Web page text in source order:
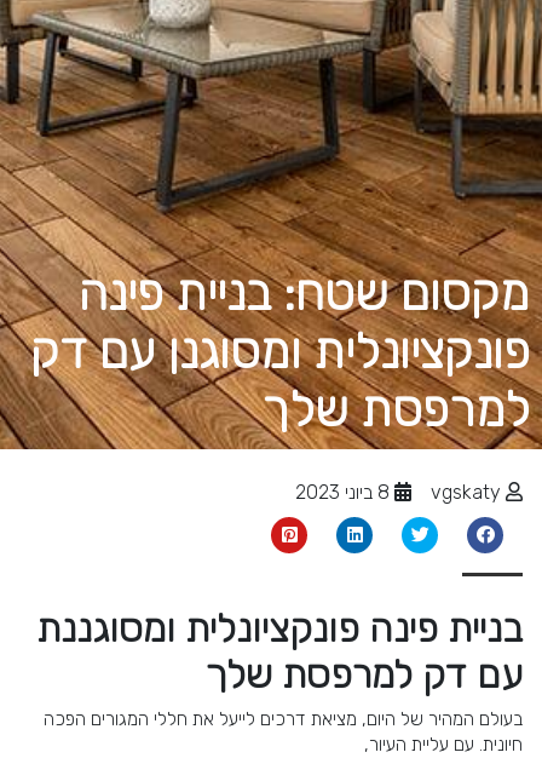
מקסום שטח: בניית פינה
פונקציונלית ומסוגנן עם דק
למרפסת שלך
בניית פינה פונקציונלית ומסוגננת
עם דק למרפסת שלך
בעולם המהיר של היום, מציאת דרכים לייעל את חללי המגורים הפכה
חיונית. עם עליית העיור,